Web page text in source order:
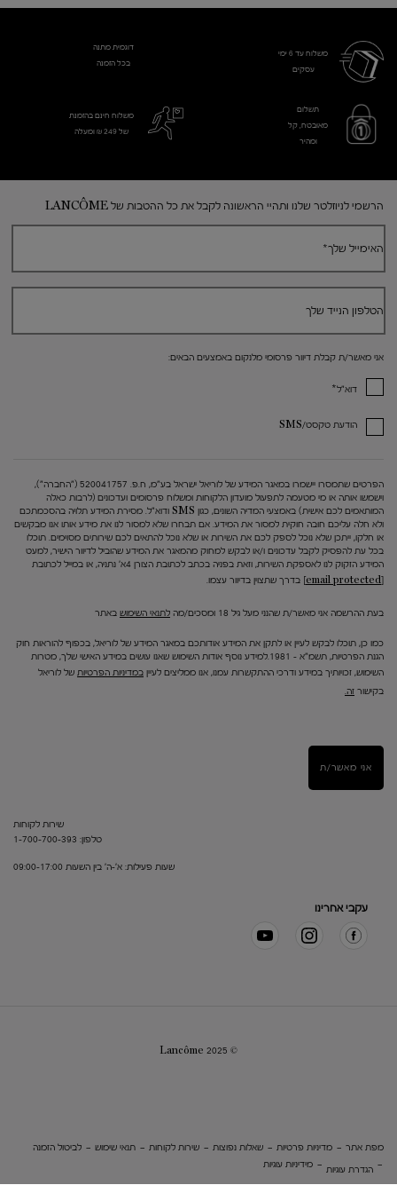
משלוח עד 6 ימי
עסקים​
דוגמית מתנה
בכל הזמנה
תשלום
מאובטח, קל
ומהיר
משלוח חינם בהזמנת
של 249 ₪ ומעלה
הרשמי לניוזלטר שלנו ותהיי הראשונה לקבל את כל ההטבות של LANCÔME
האימייל שלך*
הטלפון הנייד שלך
אני מאשר/ת קבלת דיוור פרסומי מלנקום באמצעים הבאים:
דוא"ל*
הודעת טקסט/SMS
הפרטים שתמסרו יישמרו במאגר המידע של לוריאל ישראל בע"מ, ח.פ. 520041757 ("החברה"),
וישמשו אותה או מי מטעמה לתפעול מועדון הלקוחות ומשלוח פרסומים ועדכונים (לרבות כאלה
המותאמים לכם אישית) באמצעי המדיה השונים, כגון SMS ודוא"ל. מסירת המידע תלויה בהסכמתכם
ולא חלה עליכם חובה חוקית למסור את המידע. אם תבחרו שלא למסור לנו את מידע אותו אנו מבקשים
או חלקו, ייתכן שלא נוכל לספק לכם את השירות או שלא נוכל להתאים לכם שירותים מסוימים. תוכלו
בכל עת להפסיק לקבל עדכונים ו/או לבקש למחוק מהמאגר את המידע שהוביל לדיוור הישיר, למעט
המידע הזקוק לנו לאספקת השירות, וזאת בפניה בכתב לכתובת הצורן 4א' נתניה, או במייל לכתובת
[email protected]
בדרך שתצוין בדיוור עצמו.
בעת ההרשמה אני מאשר/ת שהנני מעל גיל 18 ומסכים/מה לתנאי השימוש באתר
כמו כן, תוכלו לבקש לעיין או לתקן את המידע אודותכם במאגר המידע של לוריאל, בכפוף להוראות חוק
הגנת הפרטיות, תשמ"א – 1981.למידע נוסף אודות השימוש שאנו עושים במידע האישי שלך, מטרות
השימוש, זכויותיך במידע ודרכי ההתקשרות עמנו, אנו ממליצים לעיין במדיניות הפרטיות של לוריאל
בקישור זה.
אני מאשר/ת
שירות לקוחות
טלפון: 1-700-700-393
שעות פעילות: א'-ה' בין השעות 09:00-17:00
עקבי אחרינו
© Lancôme 2025
מפת אתר מדיניות פרטיות שאלות נפוצות שירות לקוחות תנאי שימוש
לביטול הזמנה
הגדרת עוגיות
מידיניות עוגיות